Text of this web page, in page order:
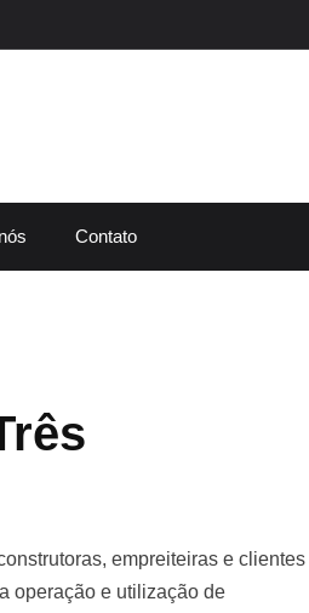
Contato
empreiteiras e clientes
operação e utilização de